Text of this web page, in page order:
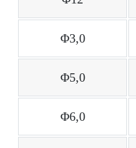
Φ3,0
Φ5,0
Φ6,0